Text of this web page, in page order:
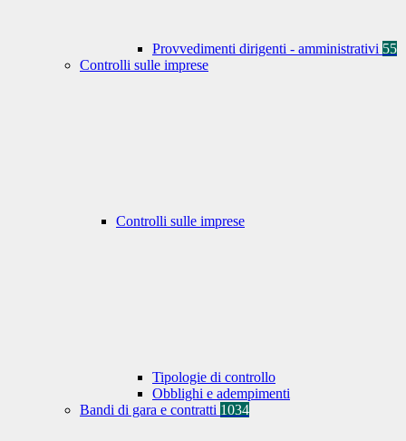
Provvedimenti dirigenti - amministrativi 55
Controlli sulle imprese
Controlli sulle imprese
Tipologie di controllo
Obblighi e adempimenti
Bandi di gara e contratti 1034